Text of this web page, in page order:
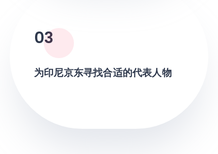
03
为印尼京东寻找合适的代表人物